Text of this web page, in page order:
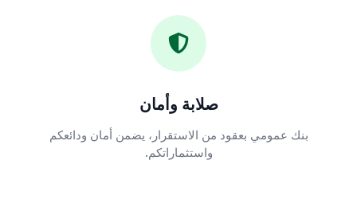
صلابة وأمان
بنك عمومي بعقود من الاستقرار، يضمن أمان ودائعكم
واستثماراتكم.